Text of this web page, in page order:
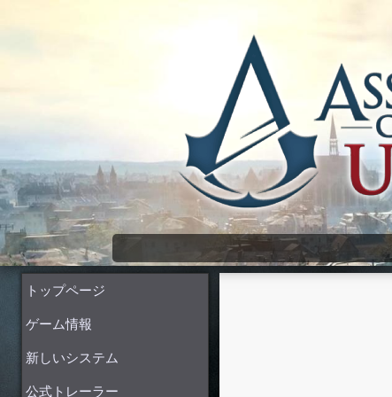
トップページ
ゲーム情報
新しいシステム
公式トレーラー